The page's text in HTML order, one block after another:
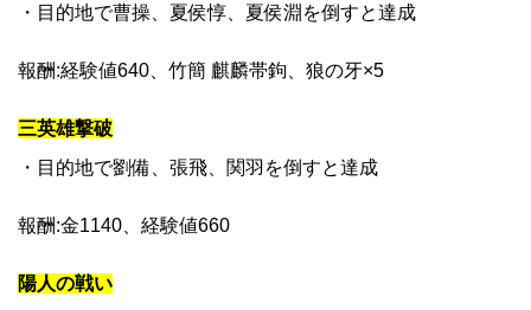
・目的地で曹操、夏侯惇、夏侯淵を倒すと達成
報酬:経験値640、竹簡 麒麟帯鉤、狼の牙×5
三英雄撃破
・目的地で劉備、張飛、関羽を倒すと達成
報酬:金1140、経験値660
陽人の戦い